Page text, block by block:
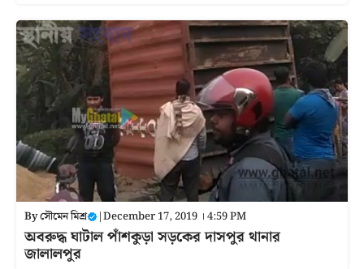
Byসৌমেন মিশ্র |December 17, 2019 । 4:59 PM
অবরুদ্ধ ঘাটাল পাঁশকুড়া সড়কের দাসপুর থানার
জালালপুর